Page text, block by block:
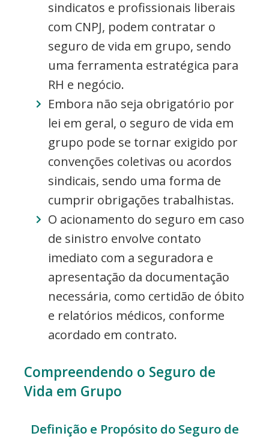
sindicatos e profissionais liberais
com CNPJ, podem contratar o
seguro de vida em grupo, sendo
uma ferramenta estratégica para
RH e negócio.
Embora não seja obrigatório por
lei em geral, o seguro de vida em
grupo pode se tornar exigido por
convenções coletivas ou acordos
sindicais, sendo uma forma de
cumprir obrigações trabalhistas.
O acionamento do seguro em caso
de sinistro envolve contato
imediato com a seguradora e
apresentação da documentação
necessária, como certidão de óbito
e relatórios médicos, conforme
acordado em contrato.
Compreendendo o Seguro de
Vida em Grupo
Definição e Propósito do Seguro de